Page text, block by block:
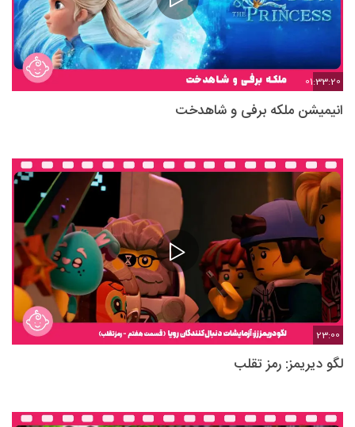
01:33:20
انیمیشن ملکه برفی و شاهدخت
23:00
لگو دیریمز: رمز تقلب